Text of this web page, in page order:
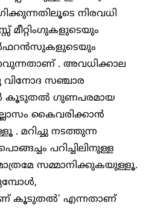
നിരവധി
മീറ്റിംഗുകളുടെയും
. അവധിക്കാല
സഞ്ചാര
കൂടുതൽ ഗുണപരമായ
കൈവരിക്കാൻ
. മറിച്ചു നടത്തുന്ന
പറിച്ചിലിനുള്ള
സമ്മാനിക്കുകയുള്ളൂ.
കൂടുതൽ’ എന്നതാണ്